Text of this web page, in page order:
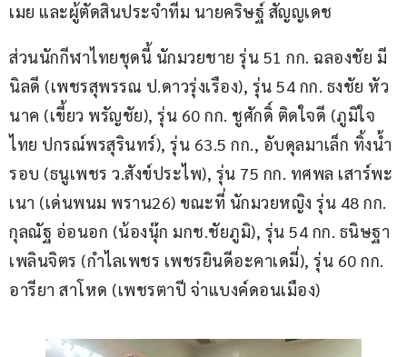
เมย และผู้ตัดสินประจำทีม นายคริษฐ์ สัญญเดช
ส่วนนักกีฬาไทยชุดนี้ นักมวยชาย รุ่น 51 กก. ฉลองชัย มี
นิลดี (เพชรสุพรรณ ป.ดาวรุ่งเรือง), รุ่น 54 กก. ธงชัย หัว
นาค (เขี้ยว พรัญชัย), รุ่น 60 กก. ชูศักดิ์ ติดใจดี (ภูมิใจ
ไทย ปกรณ์พรสุรินทร์), รุ่น 63.5 กก., อับดุลมาเล็ก ทิ้งน้ำ
รอบ (ธนูเพชร ว.สังข์ประไพ), รุ่น 75 กก. ทศพล เสาร์พะ
เนา (เด่นพนม พราน26) ขณะที่ นักมวยหญิง รุ่น 48 กก.
กุลณัฐ อ่อนอก (น้องนุ๊ก มกช.ชัยภูมิ), รุ่น 54 กก. ธนิษฐา
เพลินจิตร (กำไลเพชร เพชรยินดีอะคาเดมี่), รุ่น 60 กก.
อารียา สาโหด (เพชรตาปี จ่าแบงค์ดอนเมือง)